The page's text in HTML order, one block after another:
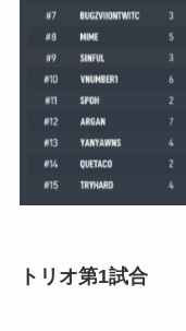
トリオ第1試合